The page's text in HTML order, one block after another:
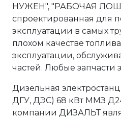
НУЖЕН", "РАБОЧАЯ
спроектированная для
эксплуатации в самых
плохом качестве
эксплуатации,
частей. Любые запчасти
Дизельная
ДГУ, ДЭС) 68 кВт ММЗ
компании ДИЗАЛЬТ